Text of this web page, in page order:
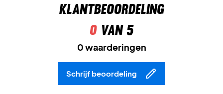
Klantbeoordeling
0van 5
0 waarderingen
Schrijf beoordeling